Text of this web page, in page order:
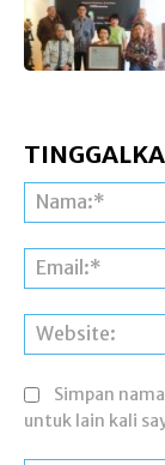
Simpan
untuk lain kali